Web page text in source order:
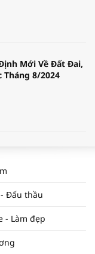
Mới Về Đất Đai,
Tháng 8/2024
NĂM 2025 | NHỊP
thương mại: Khơi
Đấu thầu
- Làm đẹp